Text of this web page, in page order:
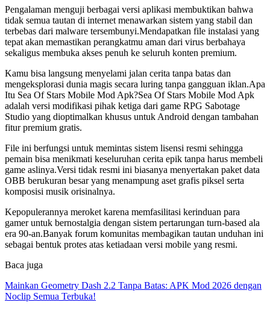
Pengalaman menguji berbagai versi aplikasi membuktikan bahwa
tidak semua tautan di internet menawarkan sistem yang stabil dan
terbebas dari malware tersembunyi.Mendapatkan file instalasi yang
tepat akan memastikan perangkatmu aman dari virus berbahaya
sekaligus membuka akses penuh ke seluruh konten premium.
Kamu bisa langsung menyelami jalan cerita tanpa batas dan
mengeksplorasi dunia magis secara luring tanpa gangguan iklan.Apa
Itu Sea Of Stars Mobile Mod Apk?Sea Of Stars Mobile Mod Apk
adalah versi modifikasi pihak ketiga dari game RPG Sabotage
Studio yang dioptimalkan khusus untuk Android dengan tambahan
fitur premium gratis.
File ini berfungsi untuk memintas sistem lisensi resmi sehingga
pemain bisa menikmati keseluruhan cerita epik tanpa harus membeli
game aslinya.Versi tidak resmi ini biasanya menyertakan paket data
OBB berukuran besar yang menampung aset grafis piksel serta
komposisi musik orisinalnya.
Kepopulerannya meroket karena memfasilitasi kerinduan para
gamer untuk bernostalgia dengan sistem pertarungan turn-based ala
era 90-an.Banyak forum komunitas membagikan tautan unduhan ini
sebagai bentuk protes atas ketiadaan versi mobile yang resmi.
Baca juga
Mainkan Geometry Dash 2.2 Tanpa Batas: APK Mod 2026 dengan
Noclip Semua Terbuka!